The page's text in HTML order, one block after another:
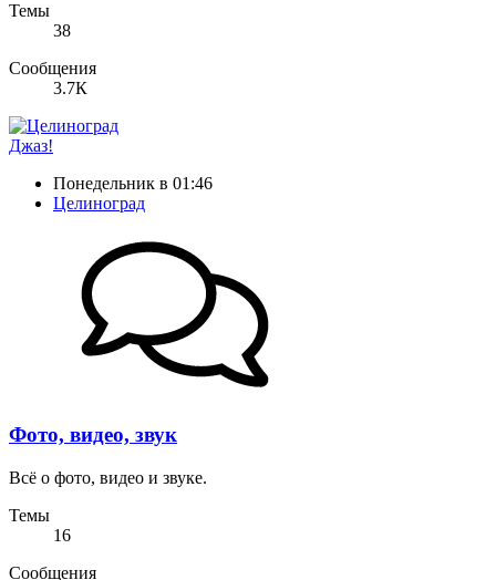
Темы
38
Сообщения
3.7К
Джаз!
Понедельник в 01:46
Целиноград
Фото, видео, звук
Всё о фото, видео и звуке.
Темы
16
Сообщения